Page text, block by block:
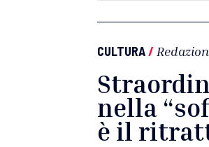
CULTURA/
nella
è il